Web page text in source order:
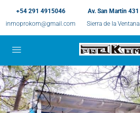
+54 291 4915046
inmoprokom@gmail.com
Av. San Martin 431
Sierra de la Ventana